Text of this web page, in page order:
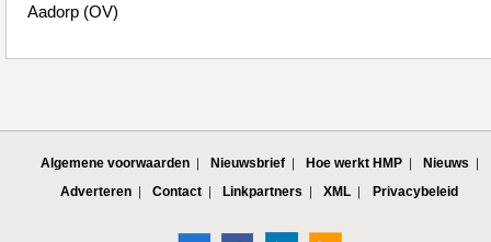
Aadorp (OV)
Algemene voorwaarden Nieuwsbrief Hoe werkt HMP
Nieuws
Adverteren
Contact Linkpartners XML Privacybeleid